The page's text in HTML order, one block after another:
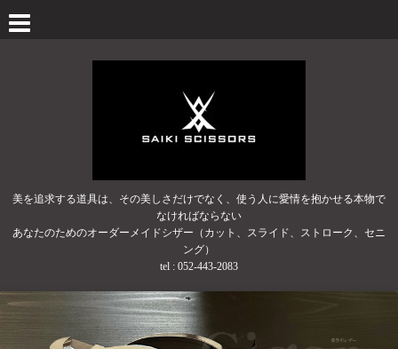
美を追求する道具は、その美しさだけでなく、使う人に愛情を抱かせる本物で
なければならない
あなたのためのオーダーメイドシザー（カット、スライド、ストローク、セニ
ング）
tel : 052-443-2083